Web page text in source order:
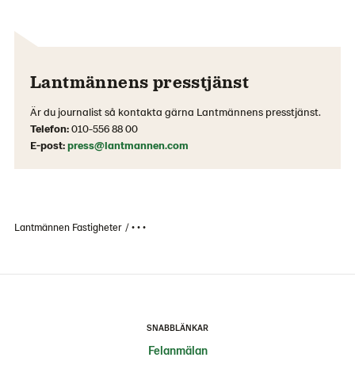
Lantmännens presstjänst
Är du journalist så kontakta gärna Lantmännens presstjänst.
Telefon:010-556 88 00
E-post:press@lantmannen.com
Lantmännen Fastigheter • • •
SNABBLÄNKAR
Felanmälan